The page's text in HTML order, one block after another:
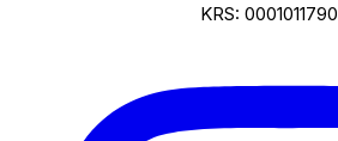
KRS: 0001011790